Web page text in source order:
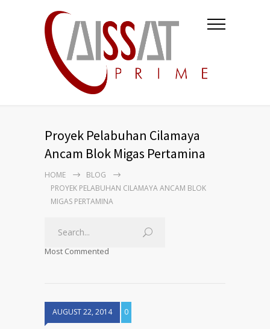
Proyek Pelabuhan Cilamaya
Ancam Blok Migas Pertamina
HOME
BLOG
PROYEK PELABUHAN CILAMAYA ANCAM BLOK
MIGAS PERTAMINA
Most Commented
AUGUST 22, 2014 0